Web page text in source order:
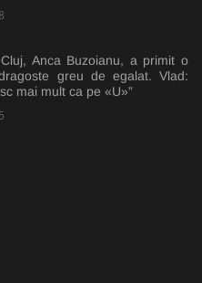
Anca Buzoianu, a primit o
greu de egalat. Vlad:
mai mult ca pe «U»”